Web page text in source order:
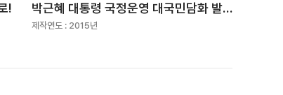
! 박근혜 대통령 국정운영 대국민담화 발표
제작연도 : 2015년